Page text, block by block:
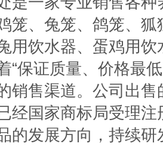
笼、兔笼、鸽笼、
用饮水器、蛋鸡用
“保证质量、价格最
销售渠道。公司出
经国家商标局受理
的发展方向，持续